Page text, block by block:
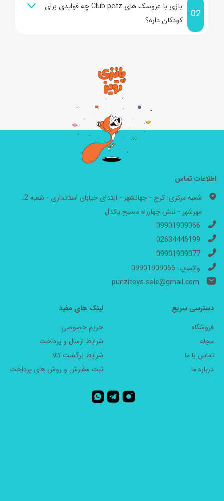
02
بازی با عروسک های Club petz چه فوایدی برای
کودکان داره؟
اطلاعات تماس
شعبه مرکزی: کرج - جهانشهر - ابتدای خیابان استانداری - شعبه 2:
مهرشهر - نبش چهارراه مسیح پاکدل
09901909066
02634446199
09901909077
واتساپ: 09901909066
punzitoys.sale@gmail.com
دسترسی سریع
فروشگاه
مجله
تماس با ما
درباره ما
لینک های مفید
حریم خصوصی
شرایط ارسال و پرداخت
شرایط برگشت کالا
ثبت سفارش و روش های پرداخت